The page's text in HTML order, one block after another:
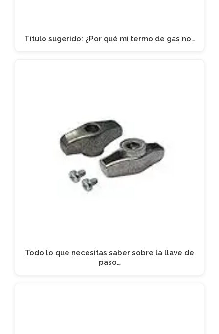
Título sugerido: ¿Por qué mi termo de gas no…
Todo lo que necesitas saber sobre la llave de
paso…